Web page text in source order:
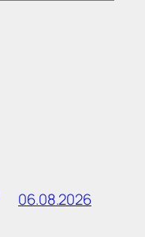
06.08.2026